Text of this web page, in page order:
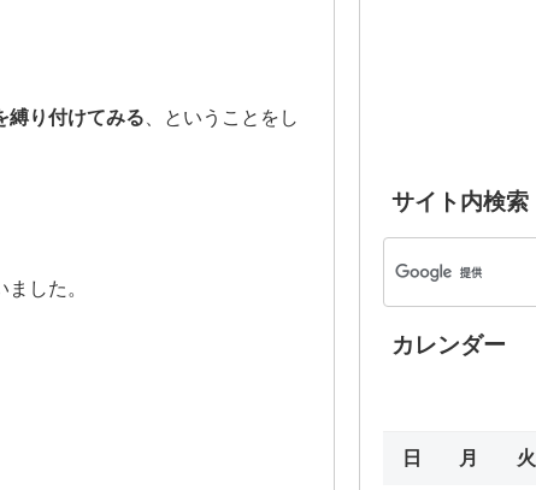
縛り付けてみる 、ということをし
した。
サイト内検索
カレンダー
日 月 火